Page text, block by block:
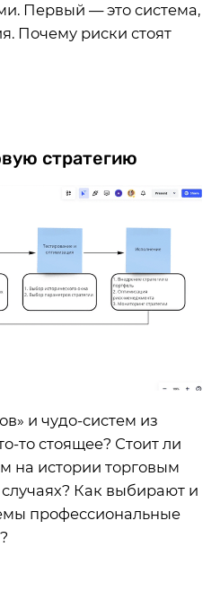
Первый — это система,
Почему риски стоят
стратегию
и чудо-систем из
то стоящее? Стоит ли
на истории торговым
Как выбирают и
профессиональные